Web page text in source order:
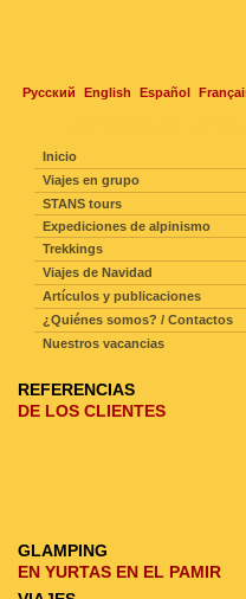
Русский English Español
Inicio
Viajes en grupo
STANS tours
Expediciones de alpinismo
Trekkings
Viajes de Navidad
Artículos y publicaciones
¿Quiénes somos? / Contactos
Nuestros vacancias
REFERENCIAS
DE LOS CLIENTES
GLAMPING
EN YURTAS EN EL PAMIR